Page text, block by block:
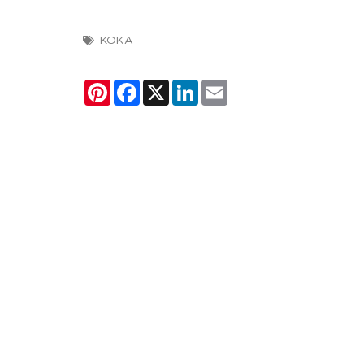
KOKA
PinterestFacebook
X LinkedIn